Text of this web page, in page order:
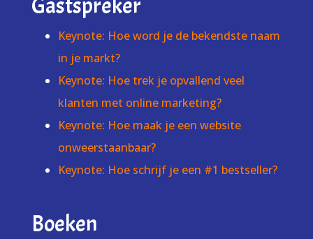
Gastspreker
Keynote: Hoe word je de bekendste naam
in je markt?
Keynote: Hoe trek je opvallend veel
klanten met online marketing?
Keynote: Hoe maak je een website
onweerstaanbaar?
Keynote: Hoe schrijf je een #1 bestseller?
Boeken